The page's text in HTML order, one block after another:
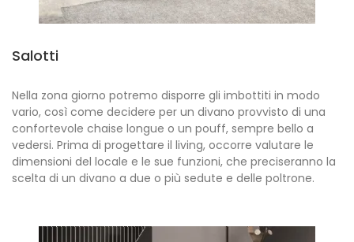
Salotti
Nella zona giorno potremo disporre gli imbottiti in modo
vario, così come decidere per un divano provvisto di una
confortevole chaise longue o un pouff, sempre bello a
vedersi. Prima di progettare il living, occorre valutare le
dimensioni del locale e le sue funzioni, che preciseranno la
scelta di un divano a due o più sedute e delle poltrone.